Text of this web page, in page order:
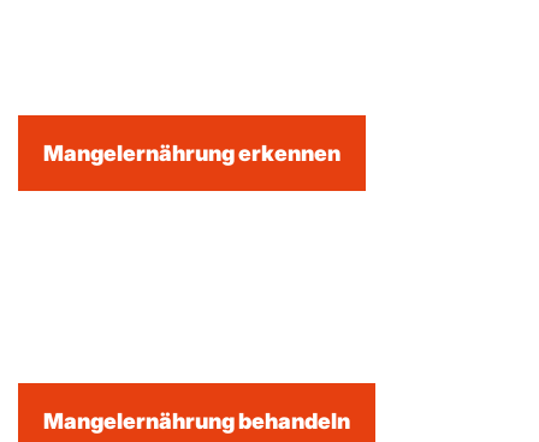
Mangelernährung erkennen
Mangelernährung behandeln